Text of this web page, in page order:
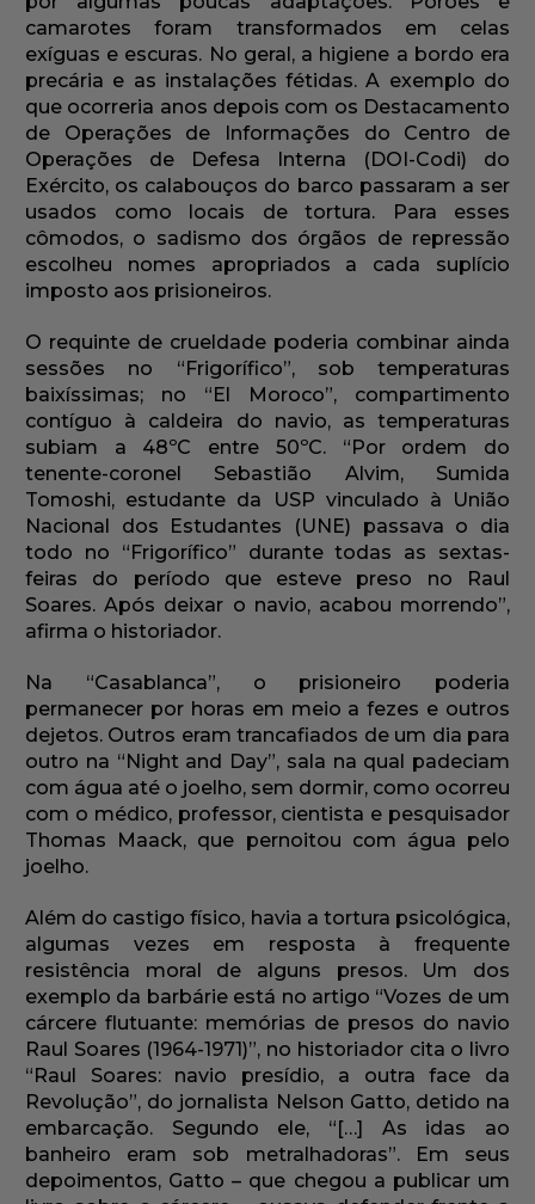
camarotes foram transformados em celas
exíguas e escuras. No geral, a higiene a bordo era
precária e as instalações fétidas. A exemplo do
que ocorreria anos depois com os Destacamento
de Operações de Informações do Centro de
Operações de Defesa Interna (DOI-Codi) do
Exército, os calabouços do barco passaram a ser
usados como locais de tortura. Para esses
cômodos, o sadismo dos órgãos de repressão
escolheu nomes apropriados a cada suplício
imposto aos prisioneiros.
O requinte de crueldade poderia combinar ainda
sessões no “Frigorífico”, sob temperaturas
baixíssimas; no “El Moroco”, compartimento
contíguo à caldeira do navio, as temperaturas
subiam a 48ºC entre 50ºC. “Por ordem do
tenente-coronel Sebastião Alvim, Sumida
Tomoshi, estudante da USP vinculado à União
Nacional dos Estudantes (UNE) passava o dia
todo no “Frigorífico” durante todas as sextas-
feiras do período que esteve preso no Raul
Soares. Após deixar o navio, acabou morrendo”,
afirma o historiador.
Na “Casablanca”, o prisioneiro poderia
permanecer por horas em meio a fezes e outros
dejetos. Outros eram trancafiados de um dia para
outro na “Night and Day”, sala na qual padeciam
com água até o joelho, sem dormir, como ocorreu
com o médico, professor, cientista e pesquisador
Thomas Maack, que pernoitou com água pelo
joelho.
Além do castigo físico, havia a tortura psicológica,
algumas vezes em resposta à frequente
resistência moral de alguns presos. Um dos
exemplo da barbárie está no artigo “Vozes de um
cárcere flutuante: memórias de presos do navio
Raul Soares (1964-1971)”, no historiador cita o livro
“Raul Soares: navio presídio, a outra face da
Revolução”, do jornalista Nelson Gatto, detido na
embarcação. Segundo ele, “[…] As idas ao
banheiro eram sob metralhadoras”. Em seus
depoimentos, Gatto – que chegou a publicar um